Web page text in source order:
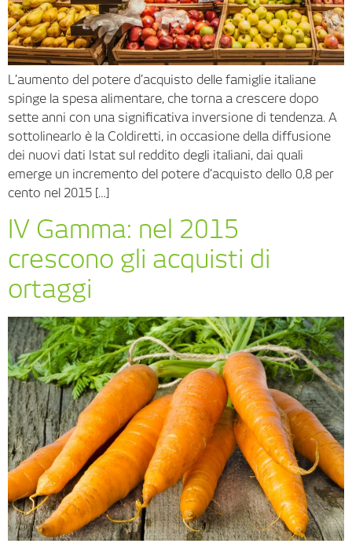
L’aumento del potere d’acquisto delle famiglie italiane
spinge la spesa alimentare, che torna a crescere dopo
sette anni con una significativa inversione di tendenza. A
sottolinearlo è la Coldiretti, in occasione della diffusione
dei nuovi dati Istat sul reddito degli italiani, dai quali
emerge un incremento del potere d’acquisto dello 0,8 per
cento nel 2015 […]
IV Gamma: nel 2015
crescono gli acquisti di
ortaggi